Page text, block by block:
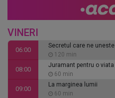
VINERI
06:00
Secretul care ne uneste
120 min
08:00
Juramant pentru o viata
60 min
09:00
La marginea lumii
60 min